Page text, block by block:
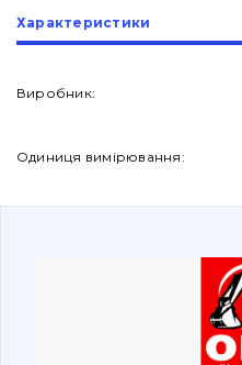
Про нас
Контакти
Вакансії
Фільтри та мастильні матеріали
Характеристики
Виробник:
Одиниця вимірювання: